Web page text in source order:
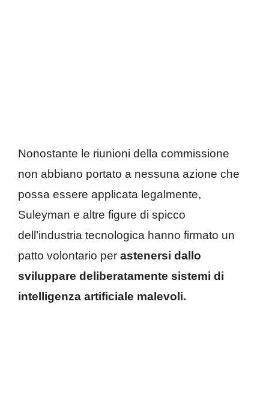
Nonostante le riunioni della commissione
non abbiano portato a nessuna azione che
possa essere applicata legalmente,
Suleyman e altre figure di spicco
dell’industria tecnologica hanno firmato un
patto volontario per astenersi dallo
sviluppare deliberatamente sistemi di
intelligenza artificiale malevoli.